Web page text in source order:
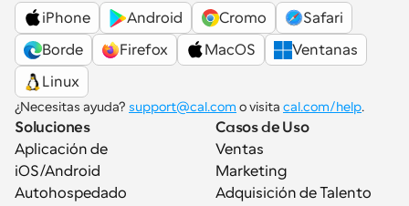
iPhone
Android Cromo
Safari
Borde
Firefox MacOS
Ventanas
Linux
¿Necesitas ayuda? support@cal.com o visita cal.com/help.
Soluciones
Aplicación de
iOS/Android
Autohospedado
Casos de Uso
Ventas
Marketing
Adquisición de Talento